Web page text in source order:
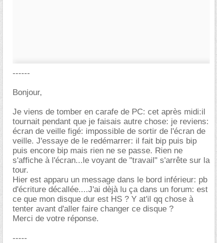
------
Bonjour,
Je viens de tomber en carafe de PC: cet après midi:il
tournait pendant que je faisais autre chose: je reviens:
écran de veille figé: impossible de sortir de l'écran de
veille. J'essaye de le redémarrer: il fait bip puis bip
puis encore bip mais rien ne se passe. Rien ne
s'affiche à l'écran...le voyant de "travail" s'arrête sur la
tour.
Hier est apparu un message dans le bord inférieur: pb
d'écriture décallée....J'ai dèjà lu ça dans un forum: est
ce que mon disque dur est HS ? Y at'il qq chose à
tenter avant d'aller faire changer ce disque ?
Merci de votre réponse.
-----